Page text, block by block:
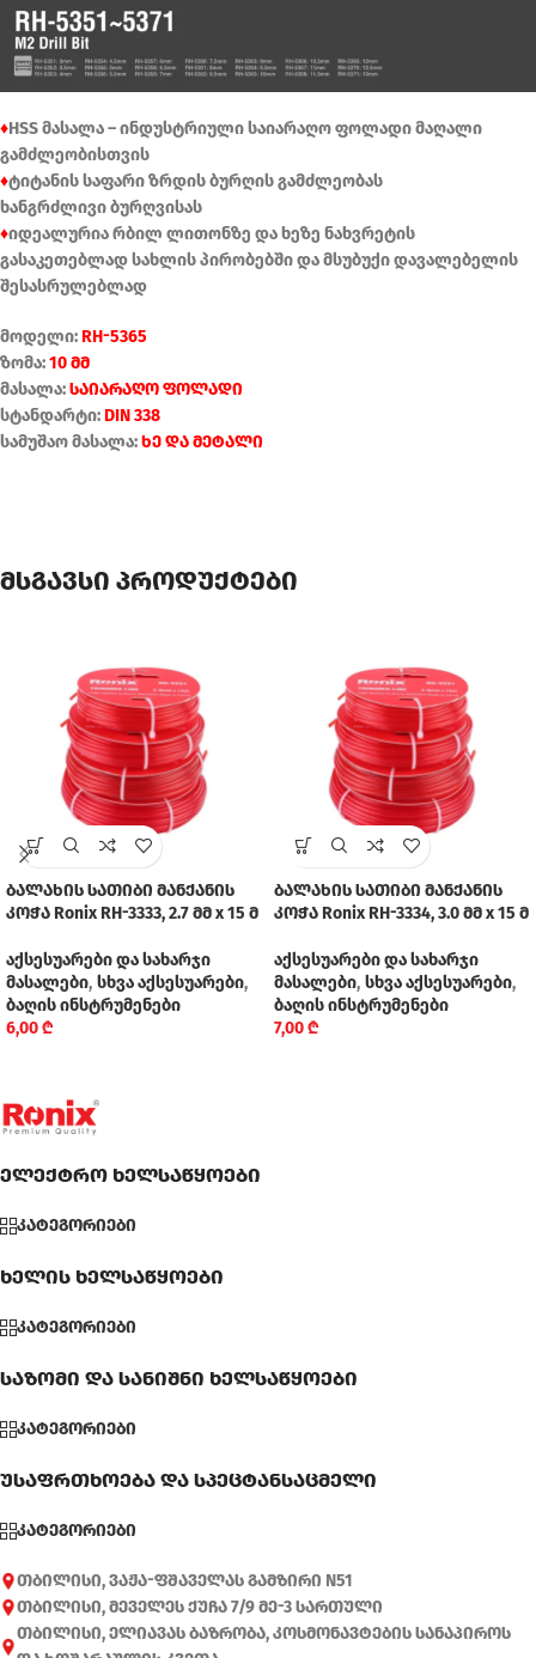
♦HSS მასალა – ინდუსტრიული საიარაღო ფოლადი მაღალი
გამძლეობისთვის
♦ტიტანის საფარი ზრდის ბურღის გამძლეობას
ხანგრძლივი ბურღვისას
♦იდეალურია რბილ ლითონზე და ხეზე ნახვრეტის
გასაკეთებლად სახლის პირობებში და მსუბუქი დავალებელის
შესასრულებლად
მოდელი:RH-5365
ზომა:10 მმ
მასალა:საიარაღო ფოლადი
სტანდარტი:DIN 338
სამუშაო მასალა:ხე და მეტალი
მსგავსი პროდუქტები
ბალახის სათიბი მანქანის
კოჭა Ronix RH-3333, 2.7 მმ x 15 მ
აქსესუარები და სახარჯი
მასალები, სხვა აქსესუარები,
ბაღის ინსტრუმენები
6,00₾
ბალახის სათიბი მანქანის
კოჭა Ronix RH-3334, 3.0 მმ x 15 მ
აქსესუარები და სახარჯი
მასალები, სხვა აქსესუარები,
ბაღის ინსტრუმენები
7,00₾
ელექტრო ხელსაწყოები
კატეგორიები
ხელის ხელსაწყოები
კატეგორიები
საზომი და სანიშნი ხელსაწყოები
კატეგორიები
უსაფრთხოება და სპეცტანსაცმელი
კატეგორიები
თბილისი, ვაჟა-ფშაველას გამზირი N51
თბილისი, მეველეს ქუჩა 7/9 მე-3 სართული
თბილისი, ელიავას ბაზრობა, კოსმონავტების სანაპიროს